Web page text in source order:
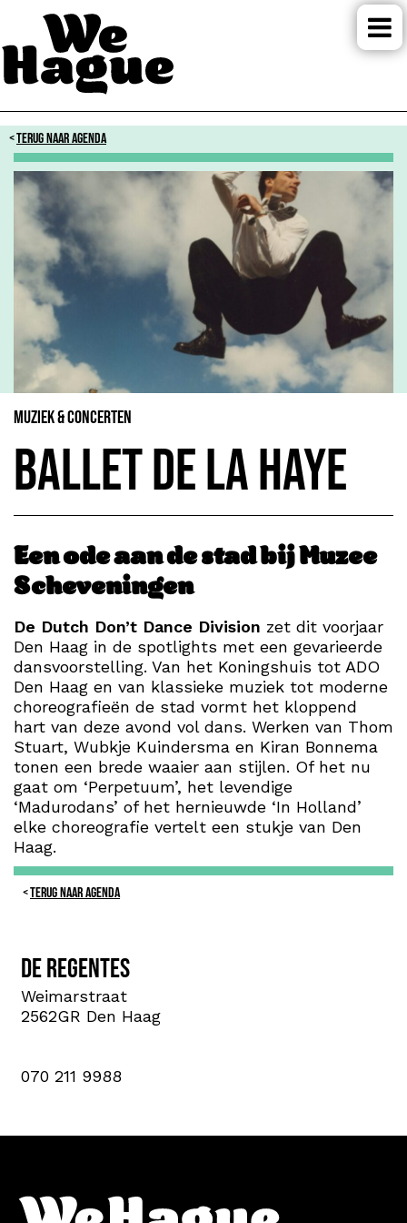
TERUG NAAR AGENDA
Muziek & Concerten
Ballet de la Haye
Een ode aan de stad bij Muzee
Scheveningen
De Dutch Don’t Dance Division zet dit voorjaar
Den Haag in de spotlights met een gevarieerde
dansvoorstelling. Van het Koningshuis tot ADO
Den Haag en van klassieke muziek tot moderne
choreografieën de stad vormt het kloppend
hart van deze avond vol dans. Werken van Thom
Stuart, Wubkje Kuindersma en Kiran Bonnema
tonen een brede waaier aan stijlen. Of het nu
gaat om ‘Perpetuum’, het levendige
‘Madurodans’ of het hernieuwde ‘In Holland’
elke choreografie vertelt een stukje van Den
Haag.
TERUG NAAR AGENDA
De Regentes
Weimarstraat
2562GR Den Haag
070 211 9988